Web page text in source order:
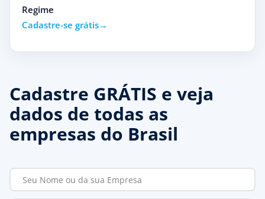
Regime
Cadastre-se grátis
Cadastre GRÁTIS e veja
dados de todas as
empresas do Brasil